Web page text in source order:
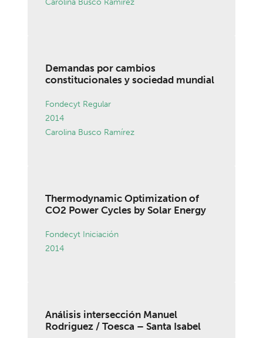
Carolina Busco Ramírez
Demandas por cambios
constitucionales y sociedad mundial
Fondecyt Regular
2014
Carolina Busco Ramírez
Thermodynamic Optimization of
CO2 Power Cycles by Solar Energy
Fondecyt Iniciación
2014
Análisis intersección Manuel
Rodriguez / Toesca – Santa Isabel